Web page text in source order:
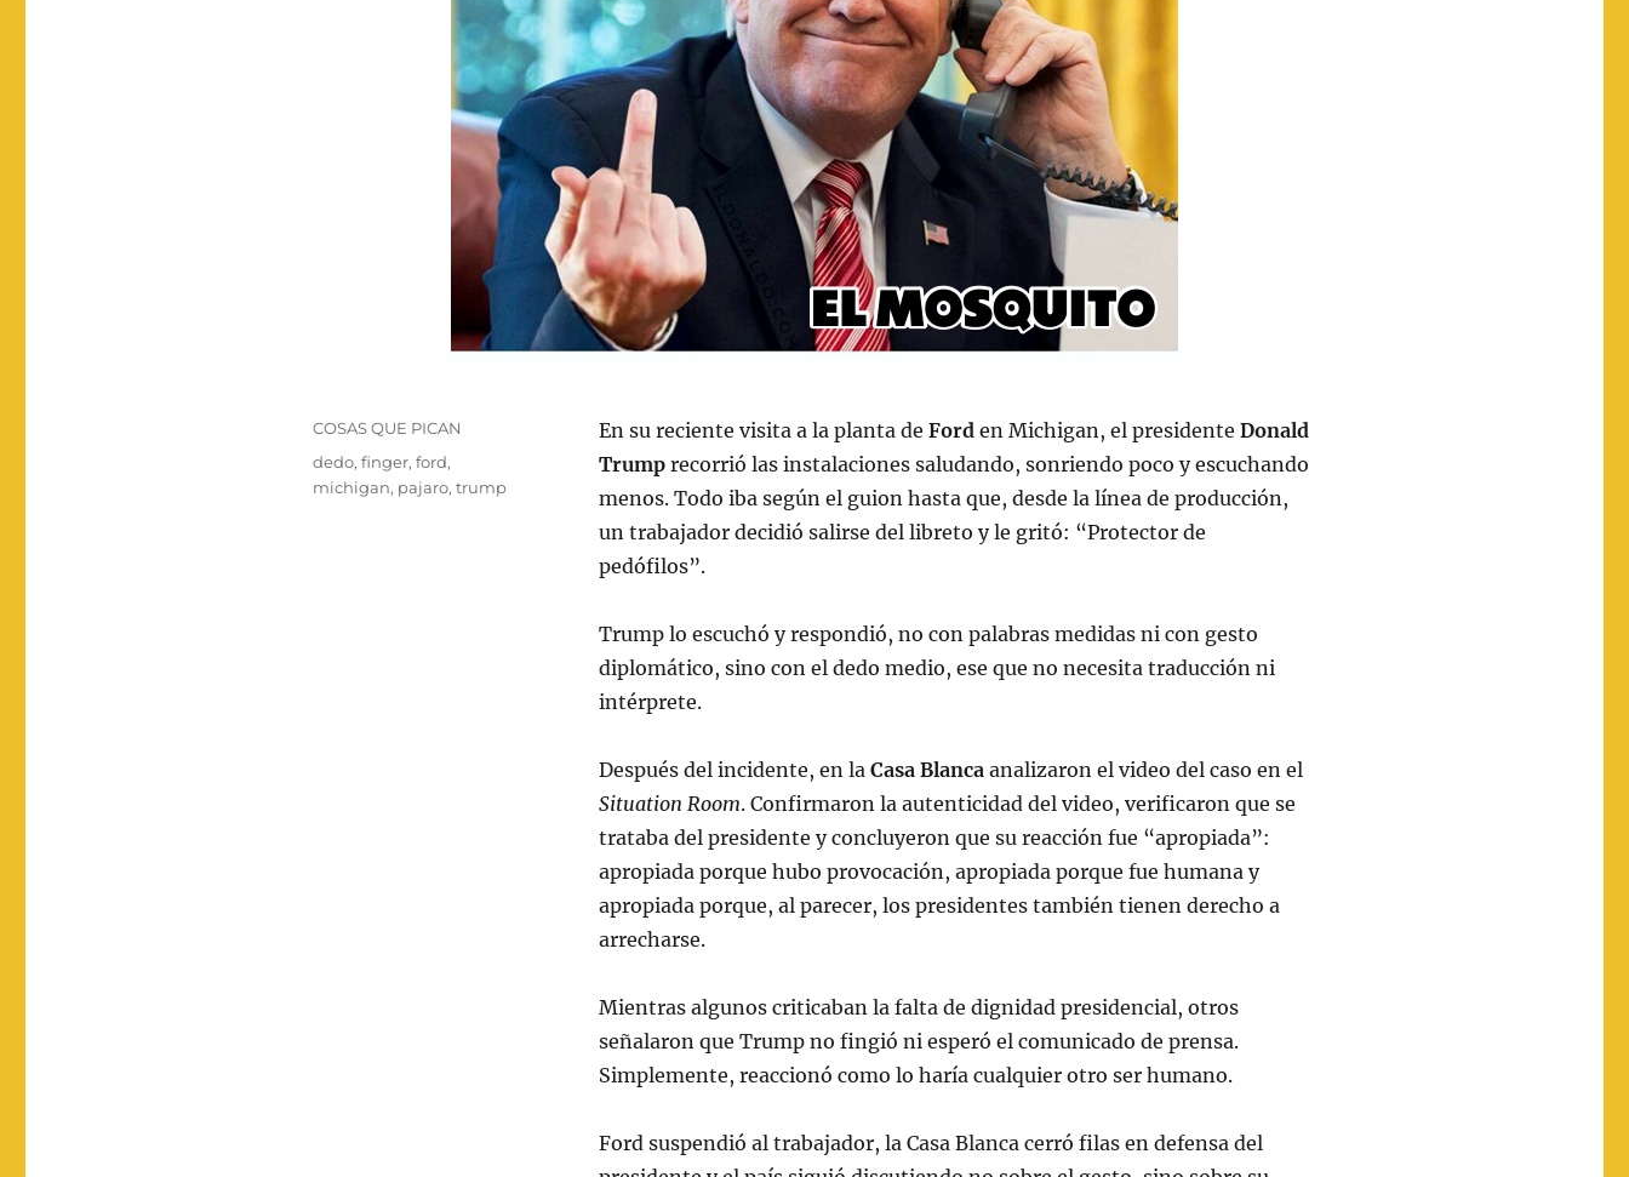
En su reciente visita a la planta deFord en Michigan, el presidenteDonald
Trump recorrió las instalaciones saludando, sonriendo poco y escuchando
menos. Todo iba según el guion hasta que, desde la línea de producción,
un trabajador decidió salirse del libreto y le gritó: “Protector de
pedófilos”.
Trump lo escuchó y respondió, no con palabras medidas ni con gesto
diplomático, sino con el dedo medio, ese que no necesita traducción ni
intérprete.
Después del incidente, en laCasa Blanca analizaron el video del caso en el
Situation Room. Confirmaron la autenticidad del video, verificaron que se
trataba del presidente y concluyeron que su reacción fue “apropiada”:
apropiada porque hubo provocación, apropiada porque fue humana y
apropiada porque, al parecer, los presidentes también tienen derecho a
arrecharse.
Mientras algunos criticaban la falta de dignidad presidencial, otros
señalaron que Trump no fingió ni esperó el comunicado de prensa.
Simplemente, reaccionó como lo haría cualquier otro ser humano.
Ford suspendió al trabajador, la Casa Blanca cerró filas en defensa del
Categorías
COSAS QUE PICAN
Etiquetas
dedo, finger, ford,
michigan, pajaro, trump